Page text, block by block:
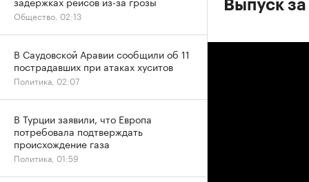
Выпуск
Общество, 02:13
В Саудовской Аравии сообщили об 11
пострадавших при атаках хуситов
Политика, 02:07
В Турции заявили, что Европа
потребовала подтверждать
происхождение газа
Политика, 01:59